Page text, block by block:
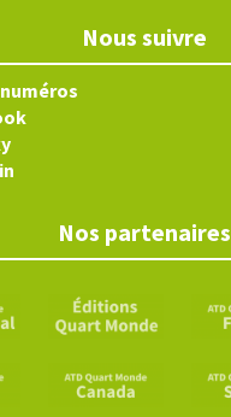
Nous suivre
Nos partenaires